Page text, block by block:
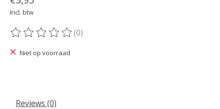
Incl. btw
De beoordeling van dit product is
(0)
Niet op voorraad
Reviews (0)